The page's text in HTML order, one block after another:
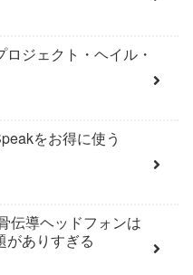
ロジェクト・ヘイル・
をお得に使う
伝導ヘッドフォンは
がありすぎる